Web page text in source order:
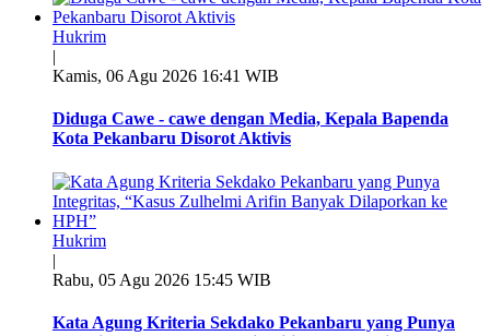
Hukrim
|
Kamis, 06 Agu 2026 16:41 WIB
Diduga Cawe - cawe dengan Media, Kepala Bapenda
Kota Pekanbaru Disorot Aktivis
Hukrim
|
Rabu, 05 Agu 2026 15:45 WIB
Kata Agung Kriteria Sekdako Pekanbaru yang Punya